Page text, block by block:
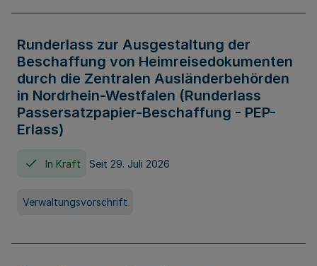
Runderlass zur Ausgestaltung der
Beschaffung von Heimreisedokumenten
durch die Zentralen Ausländerbehörden
in Nordrhein-Westfalen (Runderlass
Passersatzpapier-Beschaffung - PEP-
Erlass)
In Kraft Seit 29. Juli 2026
Verwaltungsvorschrift